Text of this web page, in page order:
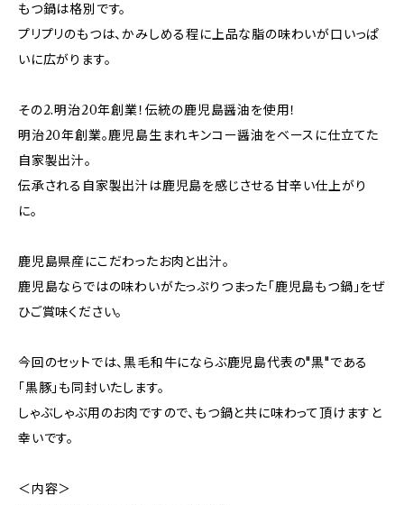
もつ鍋は格別です。
プリプリのもつは、かみしめる程に上品な脂の味わいが口いっぱ
いに広がります。
その2.明治20年創業！伝統の鹿児島醤油を使用！
明治20年創業。鹿児島生まれキンコー醤油をベースに仕立てた
自家製出汁。
伝承される自家製出汁は鹿児島を感じさせる甘辛い仕上がり
に。
鹿児島県産にこだわったお肉と出汁。
鹿児島ならではの味わいがたっぷりつまった「鹿児島もつ鍋」をぜ
ひご賞味ください。
今回のセットでは、黒毛和牛にならぶ鹿児島代表の"黒"である
「黒豚」も同封いたします。
しゃぶしゃぶ用のお肉ですので、もつ鍋と共に味わって頂けますと
幸いです。
＜内容＞